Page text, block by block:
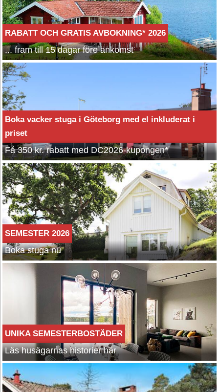
RABATT OCH GRATIS AVBOKNING* 2026
... fram till 15 dagar före ankomst
Boka vacker stuga i Göteborg med el inkluderat i
priset
Få 350 kr. rabatt med DC2026-kupongen*
SEMESTER 2026
Boka stuga nu
UNIKA SEMESTERBOSTÄDER
Läs husägarnas historier här